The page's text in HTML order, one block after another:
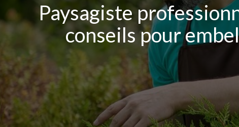
Paysagiste
conseils pour